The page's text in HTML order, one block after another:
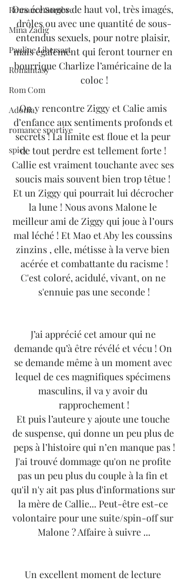
Romance Sombre
Mina Zadig
Pauline Libersart
Romantasy
Rom Com
Adonia
romance sportive
spicy
Des échanges de haut vol, très imagés,
drôles ou avec une quantité de sous-
entendus sexuels, pour notre plaisir,
mais également qui feront tourner en
bourrique Charlize l’américaine de la
coloc !
On y rencontre Ziggy et Calie amis
d’enfance aux sentiments profonds et
secrets ! La limite est floue et la peur
de tout perdre est tellement forte !
Callie est vraiment touchante avec ses
soucis mais souvent bien trop têtue !
Et un Ziggy qui pourrait lui décrocher
la lune ! Nous avons Malone le
meilleur ami de Ziggy qui joue à l’ours
mal léché ! Et Mao et Aby les coussins
zinzins , elle, métisse à la verve bien
acérée et combattante du racisme !
C'est coloré, acidulé, vivant, on ne
s'ennuie pas une seconde !
J’ai apprécié cet amour qui ne
demande qu’à être révélé et vécu ! On
se demande même à un moment avec
lequel de ces magnifiques spécimens
masculins, il va y avoir du
rapprochement !
Et puis l’auteure y ajoute une touche
de suspense, qui donne un peu plus de
peps à l’histoire qui n’en manque pas !
J'ai trouvé dommage qu'on ne profite
pas un peu plus du couple à la fin et
qu'il n'y ait pas plus d'informations sur
la mère de Callie... Peut-être est-ce
volontaire pour une suite/spin-off sur
Malone ? Affaire à suivre ...
Un excellent moment de lecture